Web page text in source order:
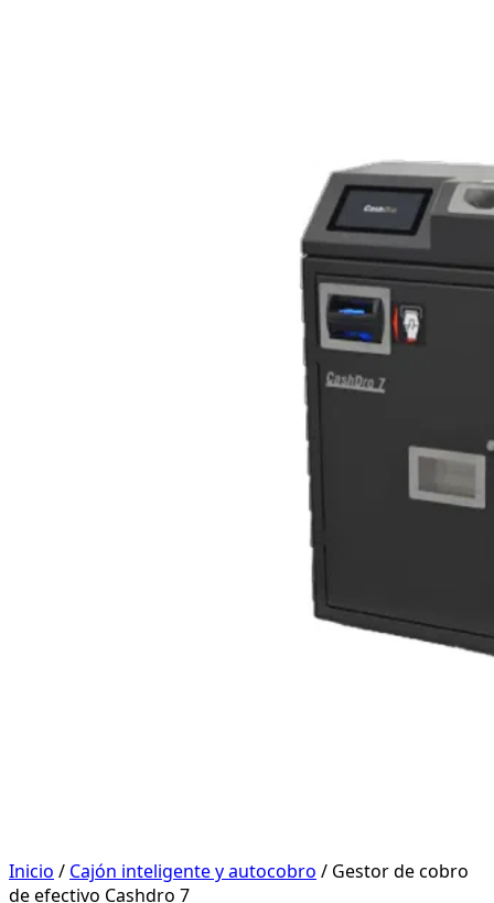
Inicio / Cajón inteligente y autocobro / Gestor de cobro
de efectivo Cashdro 7